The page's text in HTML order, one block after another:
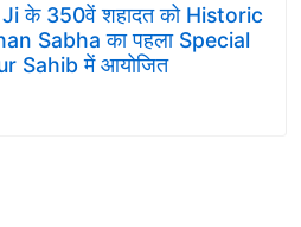
के 350वें शहादत को Historic
Sabha का पहला Special
Sahib में आयोजित